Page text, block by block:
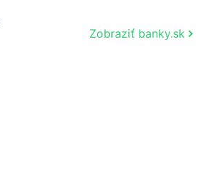
Zobraziť banky.sk